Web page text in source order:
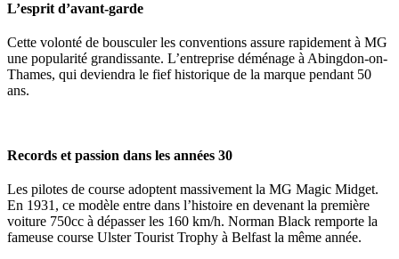
L’esprit d’avant-garde
Cette volonté de bousculer les conventions assure rapidement à MG
une popularité grandissante. L’entreprise déménage à Abingdon-on-
Thames, qui deviendra le fief historique de la marque pendant 50
ans.
Records et passion dans les années 30
Les pilotes de course adoptent massivement la MG Magic Midget.
En 1931, ce modèle entre dans l’histoire en devenant la première
voiture 750cc à dépasser les 160 km/h. Norman Black remporte la
fameuse course Ulster Tourist Trophy à Belfast la même année.